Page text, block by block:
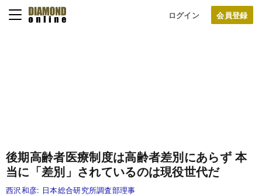
ログイン
後期高齢者医療制度は高齢者差別にあらず本
当に「差別」されているのは現役世代だ
西沢和彦: 日本総合研究所調査部理事